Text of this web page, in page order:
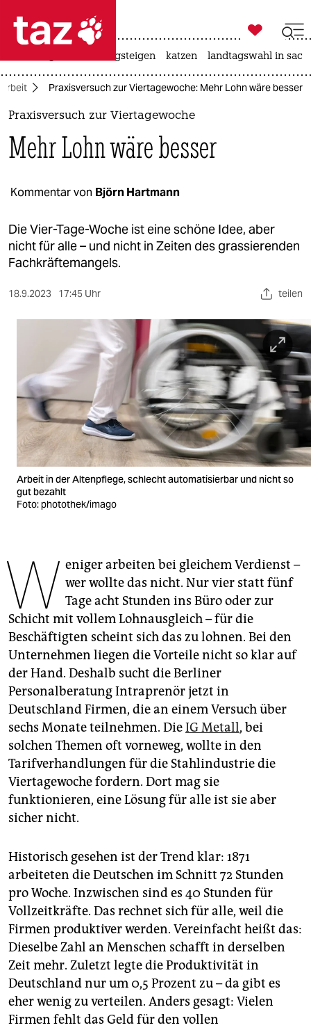
 taz zahl ich
taz zahl ich
politik
öko
gesellschaft
kultur
wahrheit
verlag
verlag
veranstaltungen
shop
abo
genossenschaft
epaper login

taz zahl ich
bergsteigen katzen landtagswahl in
Arbeit Praxisversuch zur Viertagewoche: Mehr Lohn wäre besser
Praxisversuch zur Viertagewoche
Mehr Lohn wäre besser
Kommentar von Björn Hartmann
Die Vier-Tage-Woche ist eine schöne Idee, aber
nicht für alle – und nicht in Zeiten des grassierenden
Fachkräftemangels.
18.9.2023 17:45 Uhr teilen
Arbeit in der Altenpflege, schlecht automatisierbar und nicht so
gut bezahlt
Foto: photothek/imago
W eniger arbeiten bei gleichem Verdienst –
wer wollte das nicht. Nur vier statt fünf
Tage acht Stunden ins Büro oder zur
Schicht mit vollem Lohnausgleich – für die
Beschäftigten scheint sich das zu lohnen. Bei den
Unternehmen liegen die Vorteile nicht so klar auf
der Hand. Deshalb sucht die Berliner
Personalberatung Intraprenör jetzt in
Deutschland Firmen, die an einem Versuch über
sechs Monate teilnehmen. DieIG Metall, bei
solchen Themen oft vorneweg, wollte in den
Tarifverhandlungen für die Stahlindustrie die
Viertagewoche fordern. Dort mag sie
funktionieren, eine Lösung für alle ist sie aber
sicher nicht.
Historisch gesehen ist der Trend klar: 1871
arbeiteten die Deutschen im Schnitt 72 Stunden
pro Woche. Inzwischen sind es 40 Stunden für
Vollzeitkräfte. Das rechnet sich für alle, weil die
Firmen produktiver werden. Vereinfacht heißt das:
Dieselbe Zahl an Menschen schafft in derselben
Zeit mehr. Zuletzt legte die Produktivität in
Deutschland nur um 0,5 Prozent zu – da gibt es
eher wenig zu verteilen. Anders gesagt: Vielen
Firmen fehlt das Geld für den vollen